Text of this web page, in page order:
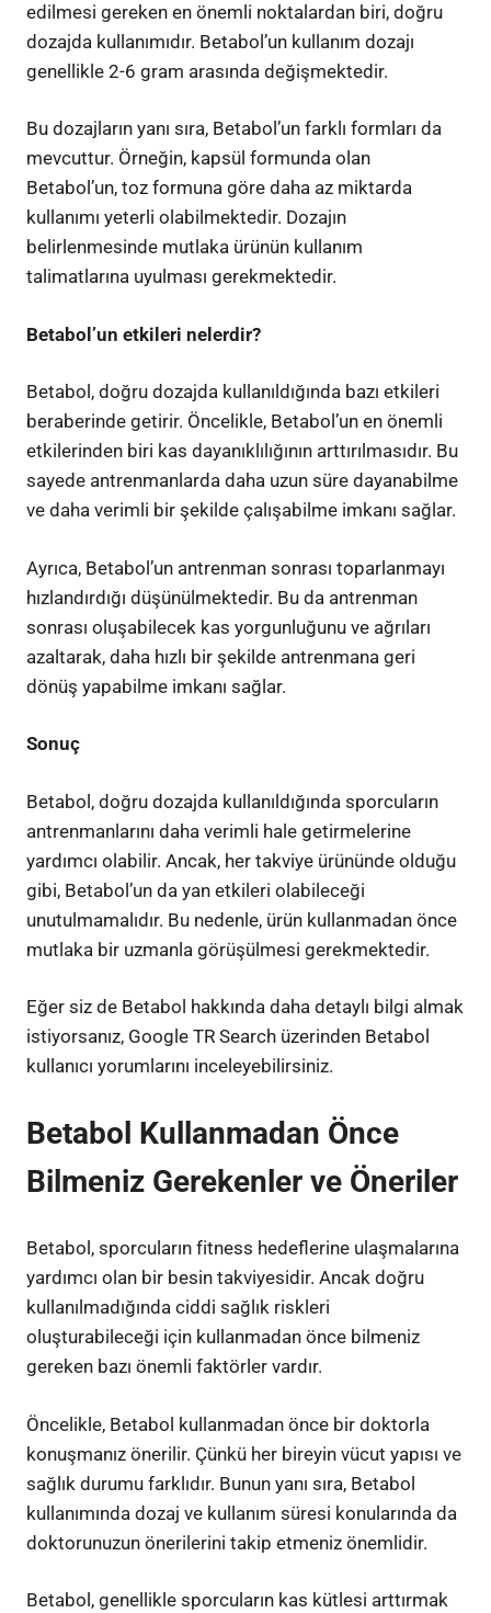
edilmesi gereken en önemli noktalardan biri, doğru
dozajda kullanımıdır. Betabol’un kullanım dozajı
genellikle 2-6 gram arasında değişmektedir.
Bu dozajların yanı sıra, Betabol’un farklı formları da
mevcuttur. Örneğin, kapsül formunda olan
Betabol’un, toz formuna göre daha az miktarda
kullanımı yeterli olabilmektedir. Dozajın
belirlenmesinde mutlaka ürünün kullanım
talimatlarına uyulması gerekmektedir.
Betabol’un etkileri nelerdir?
Betabol, doğru dozajda kullanıldığında bazı etkileri
beraberinde getirir. Öncelikle, Betabol’un en önemli
etkilerinden biri kas dayanıklılığının arttırılmasıdır. Bu
sayede antrenmanlarda daha uzun süre dayanabilme
ve daha verimli bir şekilde çalışabilme imkanı sağlar.
Ayrıca, Betabol’un antrenman sonrası toparlanmayı
hızlandırdığı düşünülmektedir. Bu da antrenman
sonrası oluşabilecek kas yorgunluğunu ve ağrıları
azaltarak, daha hızlı bir şekilde antrenmana geri
dönüş yapabilme imkanı sağlar.
Sonuç
Betabol, doğru dozajda kullanıldığında sporcuların
antrenmanlarını daha verimli hale getirmelerine
yardımcı olabilir. Ancak, her takviye ürününde olduğu
gibi, Betabol’un da yan etkileri olabileceği
unutulmamalıdır. Bu nedenle, ürün kullanmadan önce
mutlaka bir uzmanla görüşülmesi gerekmektedir.
Eğer siz de Betabol hakkında daha detaylı bilgi almak
istiyorsanız, Google TR Search üzerinden Betabol
kullanıcı yorumlarını inceleyebilirsiniz.
Betabol Kullanmadan Önce
Bilmeniz Gerekenler ve Öneriler
Betabol, sporcuların fitness hedeflerine ulaşmalarına
yardımcı olan bir besin takviyesidir. Ancak doğru
kullanılmadığında ciddi sağlık riskleri
oluşturabileceği için kullanmadan önce bilmeniz
gereken bazı önemli faktörler vardır.
Öncelikle, Betabol kullanmadan önce bir doktorla
konuşmanız önerilir. Çünkü her bireyin vücut yapısı ve
sağlık durumu farklıdır. Bunun yanı sıra, Betabol
kullanımında dozaj ve kullanım süresi konularında da
doktorunuzun önerilerini takip etmeniz önemlidir.
Betabol, genellikle sporcuların kas kütlesi arttırmak